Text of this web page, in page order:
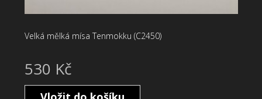
Velká mělká mísa Tenmokku (C2450)
530 Kč